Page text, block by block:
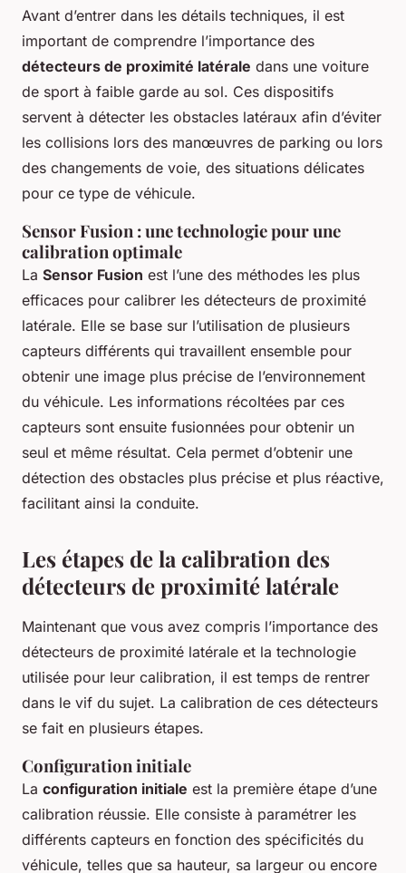
Avant d’entrer dans les détails techniques, il est
important de comprendre l’importance des
détecteurs de proximité latérale dans une voiture
de sport à faible garde au sol. Ces dispositifs
servent à détecter les obstacles latéraux afin d’éviter
les collisions lors des manœuvres de parking ou lors
des changements de voie, des situations délicates
pour ce type de véhicule.
Sensor Fusion : une technologie pour une
calibration optimale
La Sensor Fusion est l’une des méthodes les plus
efficaces pour calibrer les détecteurs de proximité
latérale. Elle se base sur l’utilisation de plusieurs
capteurs différents qui travaillent ensemble pour
obtenir une image plus précise de l’environnement
du véhicule. Les informations récoltées par ces
capteurs sont ensuite fusionnées pour obtenir un
seul et même résultat. Cela permet d’obtenir une
détection des obstacles plus précise et plus réactive,
facilitant ainsi la conduite.
Les étapes de la calibration des
détecteurs de proximité latérale
Maintenant que vous avez compris l’importance des
détecteurs de proximité latérale et la technologie
utilisée pour leur calibration, il est temps de rentrer
dans le vif du sujet. La calibration de ces détecteurs
se fait en plusieurs étapes.
Configuration initiale
La configuration initiale est la première étape d’une
calibration réussie. Elle consiste à paramétrer les
différents capteurs en fonction des spécificités du
véhicule, telles que sa hauteur, sa largeur ou encore